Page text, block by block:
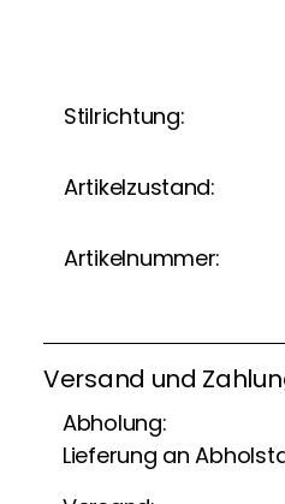
Stilrichtung:
Artikelzustand:
Artikelnummer:
Versand und
Abholung:
Lieferung an